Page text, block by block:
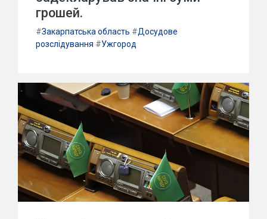
грошей.
#Закарпатська область #Досудове
розслідування #Ужгород